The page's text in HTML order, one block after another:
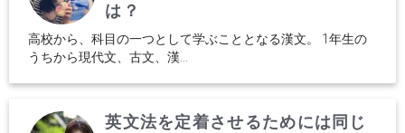
は？
高校から、科目の一つとして学ぶこととなる漢文。 1年生の
うちから現代文、古文、漢...
英文法を定着させるためには同じ